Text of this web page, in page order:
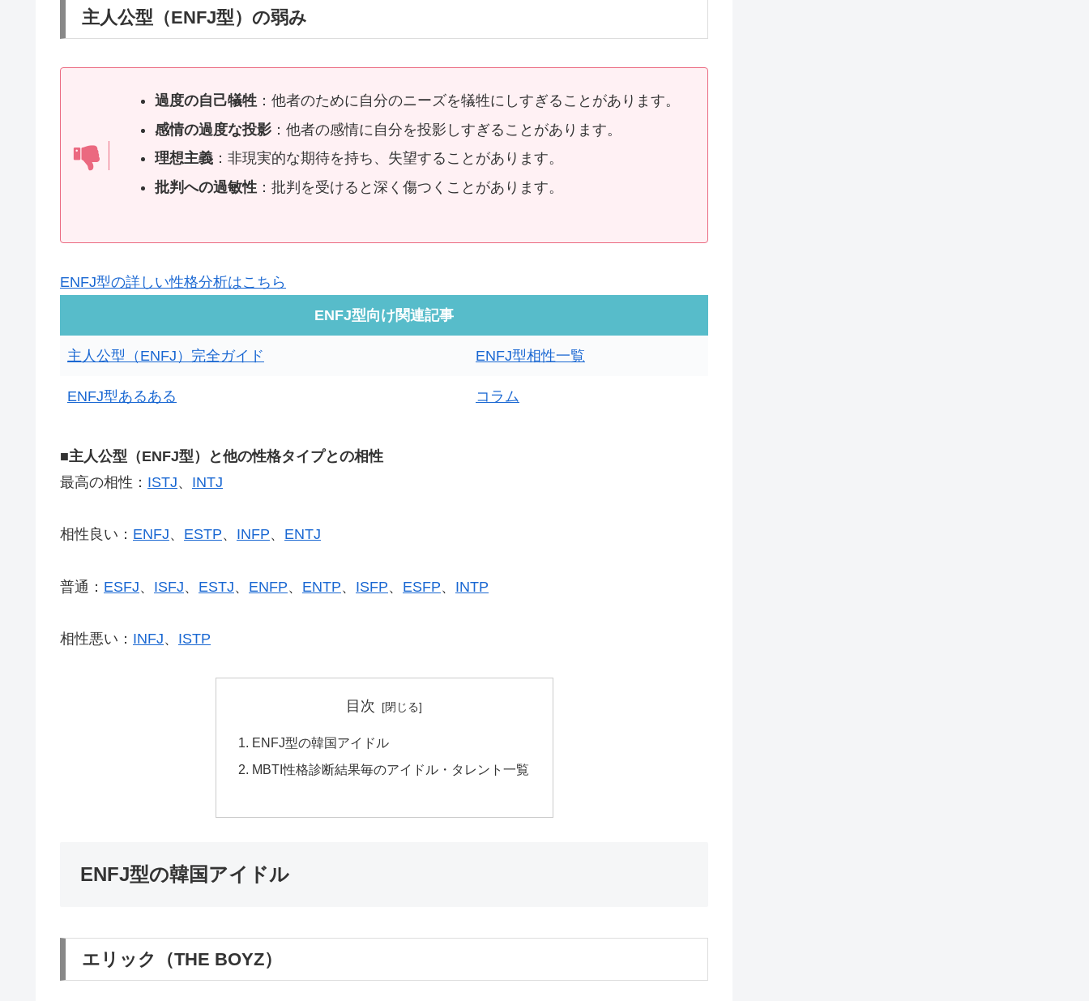
主人公型（ENFJ型）の弱み
過度の自己犠牲：他者のために自分のニーズを犠牲にしすぎることがあります。
感情の過度な投影：他者の感情に自分を投影しすぎることがあります。
理想主義：非現実的な期待を持ち、失望することがあります。
批判への過敏性：批判を受けると深く傷つくことがあります。
ENFJ型の詳しい性格分析はこちら
ENFJ型向け関連記事
主人公型（ENFJ）完全ガイド ENFJ型相性一覧
ENFJ型あるある コラム
■主人公型（ENFJ型）と他の性格タイプとの相性
最高の相性： ISTJ、 INTJ
相性良い： ENFJ、 ESTP、 INFP、 ENTJ
普通： ESFJ、 ISFJ、 ESTJ、 ENFP、 ENTP、 ISFP、 ESFP、 INTP
相性悪い： INFJ、 ISTP
目次
ENFJ型の韓国アイドル
MBTI性格診断結果毎のアイドル・タレント一覧
ENFJ型の韓国アイドル
エリック（THE BOYZ）